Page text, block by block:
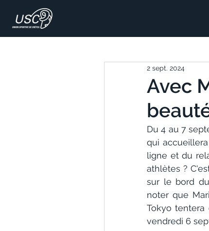
Avec
2 sept. 2024
Du 4 au 7
qui
ligne et du
athlètes ?
sur le bord
noter que
Tokyo
vendredi 6